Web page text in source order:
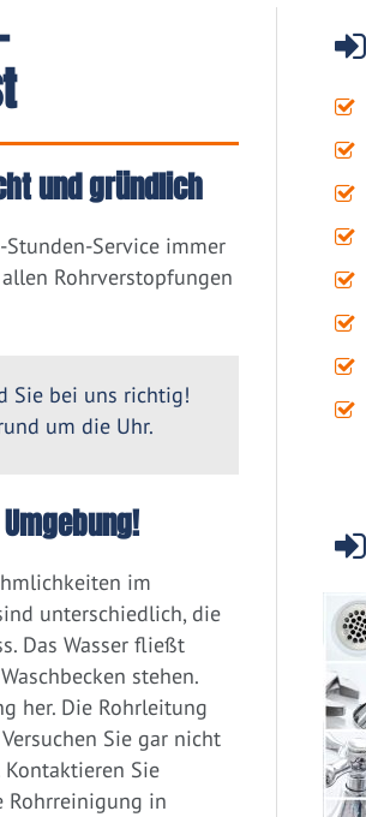
und gründlich
Service immer
Rohrverstopfungen
Sie bei uns richtig!
um die Uhr.
im
unterschiedlich, die
Das Wasser fließt
stehen.
her. Die Rohrleitung
Sie gar nicht
Sie
Rohrreinigung in